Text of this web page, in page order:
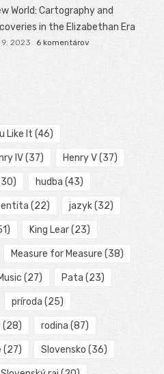
World: Cartography and
in the Elizabethan Era
9. 2023 6 komentárov
Like It (46)
IV(37) Henry V(37)
hudba (43)
(22) jazyk(32)
King Lear(23)
Measure for Measure (38)
(27) Pata (23)
príroda (25)
(28) rodina (87)
(27) Slovensko (36)